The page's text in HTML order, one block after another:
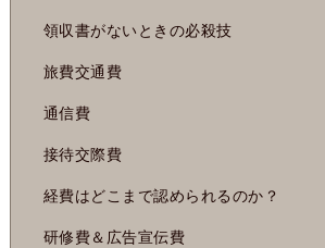
領収書がないときの必殺技
旅費交通費
通信費
接待交際費
経費はどこまで認められるのか？
研修費＆広告宣伝費